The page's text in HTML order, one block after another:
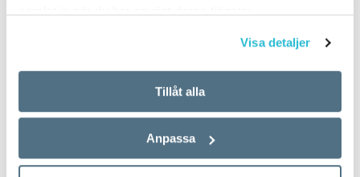
Visa detaljer
Tillåt alla
Anpassa